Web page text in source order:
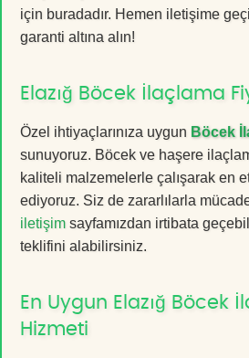
için buradadır. Hemen iletişime
garanti altına alın!
Elazığ Böcek İlaçlama
Özel ihtiyaçlarınıza uygun Böcek
sunuyoruz. Böcek ve haşere
kaliteli malzemelerle çalışarak en
ediyoruz. Siz de zararlılarla
iletişim sayfamızdan irtibata
teklifini alabilirsiniz.
En Uygun Elazığ Böcek
Hizmeti